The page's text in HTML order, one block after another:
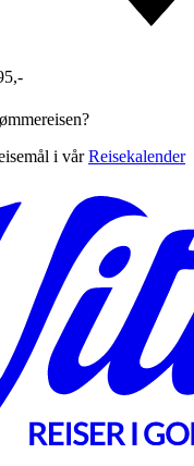
i vårReisekalender